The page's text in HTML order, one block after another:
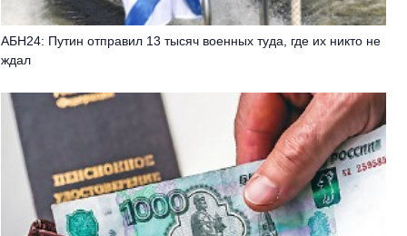
АБН24: Путин отправил 13 тысяч военных туда, где их никто не
ждал